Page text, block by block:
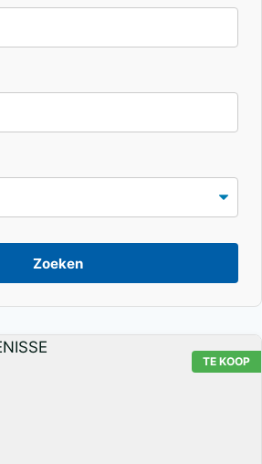
Zoeken
TE KOOP